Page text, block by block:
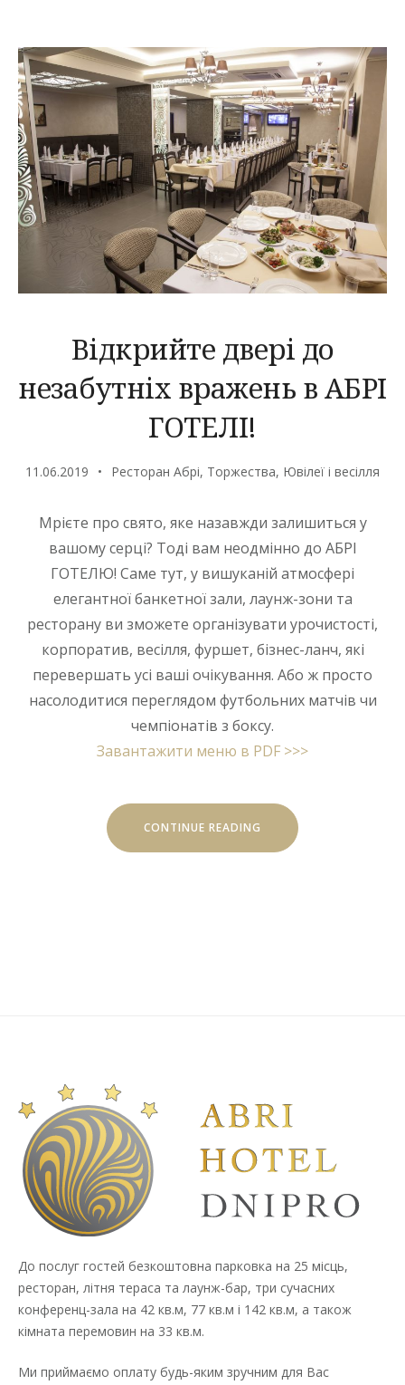
Відкрийте двері до
незабутніх вражень в АБРІ
ГОТЕЛІ!
11.06.2019 Ресторан Абрі, Торжества, Ювілеї і весілля
Мрієте про свято, яке назавжди залишиться у
вашому серці? Тоді вам неодмінно до АБРІ
ГОТЕЛЮ! Саме тут, у вишуканій атмосфері
елегантної банкетної зали, лаунж-зони та
ресторану ви зможете організувати урочистості,
корпоратив, весілля, фуршет, бізнес-ланч, які
перевершать усі ваші очікування. Або ж просто
насолодитися переглядом футбольних матчів чи
чемпіонатів з боксу.
Завантажити меню в PDF >>>
CONTINUE READING “ВІДКРИЙТЕ
ДВЕРІ
ДО
До послуг гостей безкоштовна парковка на 25 місць,
ресторан, літня тераса та лаунж-бар, три сучасних
конференц-зала на 42 кв.м, 77 кв.м і 142 кв.м, а також
кімната перемовин на 33 кв.м.
Ми приймаємо оплату будь-яким зручним для Вас